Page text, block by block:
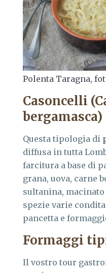
Polenta Taragna,
Casoncelli
bergamasca)
Questa tipologia di
diffusa in tutta
farcitura a base di
grana, uova, carne
sultanina,
spezie varie
pancetta e
Formaggi
Il vostro tour